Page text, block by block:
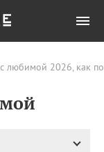
любимой 2026, как
Все
жертв